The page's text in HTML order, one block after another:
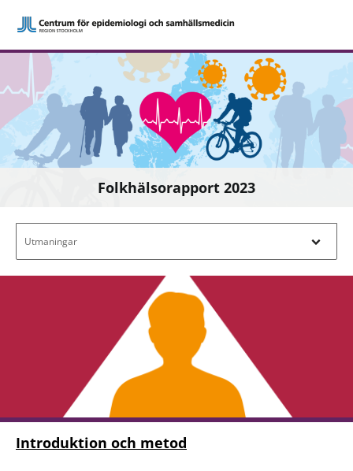
Folkhälsorapport 2023
Utmaningar
Introduktion och metod